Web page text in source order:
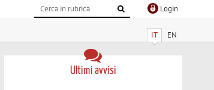
Login
IT EN
Ultimi avvisi